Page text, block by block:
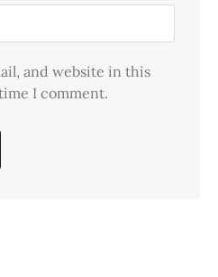
and website in this
I comment.